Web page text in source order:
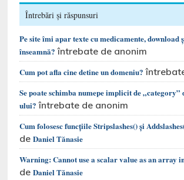
Întrebări și răspunsuri
Pe site îmi apar texte cu medicamente, download
înseamnă? întrebate de anonim
Cum pot afla cine detine un domeniu?
Se poate schimba numepe implicit de
ului? întrebate de anonim
Cum folosesc funcțiile Stripslashes() și
deDaniel Tănasie
Warning: Cannot use a scalar value as an array
deDaniel Tănasie